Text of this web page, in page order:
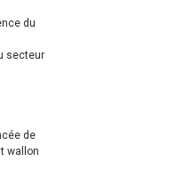
du
secteur
de
wallon